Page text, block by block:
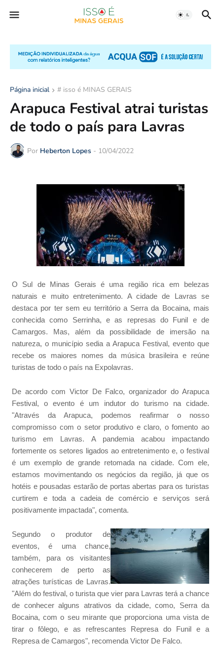
Página inicial # isso é MINAS GERAIS
Arapuca Festival atrai turistas
de todo o país para Lavras
Por Heberton Lopes - 10/04/2022
O Sul de Minas Gerais é uma região rica em belezas
naturais e muito entretenimento. A cidade de Lavras se
destaca por ter sem eu território a Serra da Bocaina, mais
conhecida como Serrinha, e as represas do Funil e de
Camargos. Mas, além da possibilidade de imersão na
natureza, o município sedia a Arapuca Festival, evento que
recebe os maiores nomes da música brasileira e reúne
turistas de todo o país na Expolavras.
De acordo com Victor De Falco, organizador do Arapuca
Festival, o evento é um indutor do turismo na cidade.
"Através da Arapuca, podemos reafirmar o nosso
compromisso com o setor produtivo e claro, o fomento ao
turismo em Lavras. A pandemia acabou impactando
fortemente os setores ligados ao entretenimento e, o festival
é um exemplo de grande retomada na cidade. Com ele,
estamos movimentando os negócios da região, já que os
hotéis e pousadas estarão de portas abertas para os turistas
curtirem e toda a cadeia de comércio e serviços será
positivamente impactada", comenta.
Segundo o produtor de
eventos, é uma chance,
também, para os visitantes
conhecerem de perto as
atrações turísticas de Lavras.
"Além do festival, o turista que vier para Lavras terá a chance
de conhecer alguns atrativos da cidade, como, Serra da
Bocaina, com o seu mirante que proporciona uma vista de
tirar o fôlego, e as refrescantes Represa do Funil e a
Represa de Camargos", recomenda Victor De Falco.